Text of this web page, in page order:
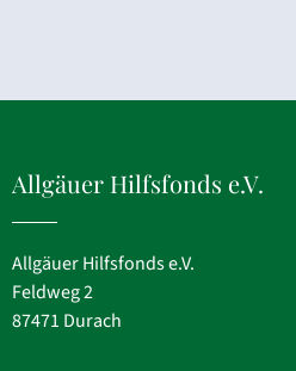
Allgäuer Hilfsfonds e.V.
Allgäuer Hilfsfonds e.V.
Feldweg 2
87471 Durach